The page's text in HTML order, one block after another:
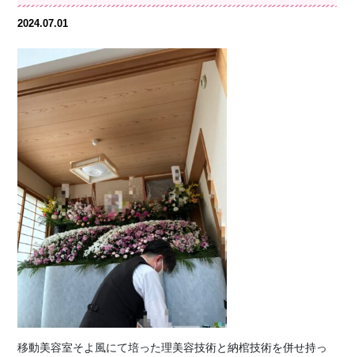
2024.07.01
移動美容室そよ風にて培った理美容技術と納棺技術を併せ持っ